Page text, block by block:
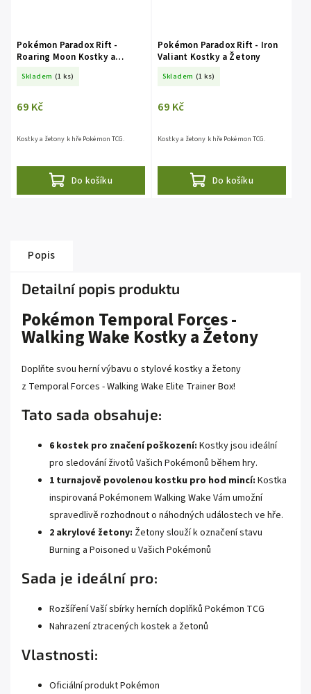
Pokémon Paradox Rift -
Roaring Moon Kostky a
Skladem (1 ks)
69 Kč
Do košíku
Kostky a žetony k hře Pokémon TCG.
Pokémon Paradox Rift - Iron
Valiant Kostky a Žetony
Skladem (1 ks)
69 Kč
Do košíku
Kostky a žetony k hře Pokémon TCG.
Popis
Detailní popis produktu
Pokémon Temporal Forces -
Walking Wake Kostky a Žetony
Doplňte svou herní výbavu o stylové kostky a žetony
z Temporal Forces - Walking Wake Elite Trainer Box!
Tato sada obsahuje:
6 kostek pro značení poškození: Kostky jsou ideální
pro sledování životů Vašich Pokémonů během hry.
1 turnajově povolenou kostku pro hod mincí: Kostka
inspirovaná Pokémonem Walking Wake Vám umožní
spravedlivě rozhodnout o náhodných událostech ve hře.
2 akrylové žetony: Žetony slouží k označení stavu
Burning a Poisoned u Vašich Pokémonů
Sada je ideální pro:
Rozšíření Vaší sbírky herních doplňků Pokémon TCG
Nahrazení ztracených kostek a žetonů
Vlastnosti:
Oficiální produkt Pokémon